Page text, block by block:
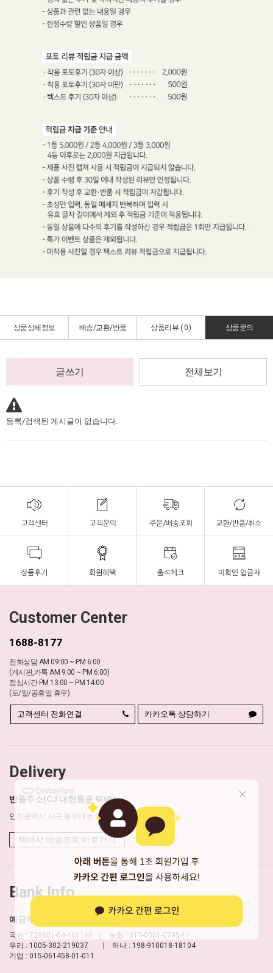
상품상세정보 배송/교환/반품 상품리뷰 ( 0) 상품문의
글쓰기 전체보기
등록/검색된 게시글이 없습니다.
Customer Center
1688-8177
전화상담 AM 09:00 ~ PM 6:00
(게시판,카톡 AM 9:00 ~ PM 6:00)
점심시간 PM 13:00 ~ PM 14:00
(토/일/공휴일 휴무)
고객센터 전화연결 카카오톡 상담하기
Delivery
반품주소(CJ 대한통운 택배)
인천광역시 서구 봉수대로 151 패스트박스(뮬리안)
택배사 배송조회 바로가기
Bank Info
예금주 : (주)캣츠팩토리
국민 : 729601-04-161160 | 농협 : 317-0001-0795-11
우리 : 1005-302-219037 | 하나 : 198-910018-18104
기업 : 015-061458-01-011